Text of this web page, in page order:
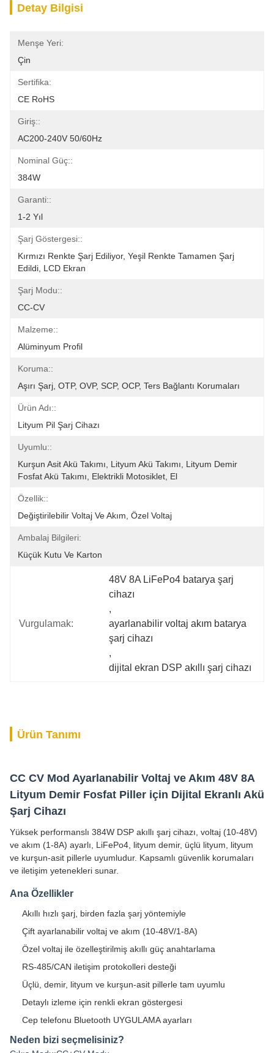
Detay Bilgisi
Menşe Yeri:
Çin
Sertifika:
CE RoHS
Giriş::
AC200-240V 50/60Hz
Nominal Güç::
384W
Garanti::
1-2 Yıl
Şarj Göstergesi::
Kırmızı Renkte Şarj Ediliyor, Yeşil Renkte Tamamen Şarj
Edildi, LCD Ekran
Şarj Modu::
CC-CV
Malzeme::
Alüminyum Profil
Koruma::
Aşırı Şarj, OTP, OVP, SCP, OCP, Ters Bağlantı Korumaları
Ürün Adı::
Lityum Pil Şarj Cihazı
Uyumlu::
Kurşun Asit Akü Takımı, Lityum Akü Takımı, Lityum Demir
Fosfat Akü Takımı, Elektrikli Motosiklet, El
Özellik::
Değiştirilebilir Voltaj Ve Akım, Özel Voltaj
Ambalaj Bilgileri:
Küçük Kutu Ve Karton
Vurgulamak:
48V 8A LiFePo4 batarya şarj
cihazı
,
ayarlanabilir voltaj akım batarya
şarj cihazı
,
dijital ekran DSP akıllı şarj cihazı
Ürün Tanımı
CC CV Mod Ayarlanabilir Voltaj ve Akım 48V 8A
Lityum Demir Fosfat Piller için Dijital Ekranlı Akü
Şarj Cihazı
Yüksek performanslı 384W DSP akıllı şarj cihazı, voltaj (10-48V)
ve akım (1-8A) ayarlı, LiFePo4, lityum demir, üçlü lityum, lityum
ve kurşun-asit pillerle uyumludur. Kapsamlı güvenlik korumaları
ve iletişim yetenekleri sunar.
Ana Özellikler
Akıllı hızlı şarj, birden fazla şarj yöntemiyle
Çift ayarlanabilir voltaj ve akım (10-48V/1-8A)
Özel voltaj ile özelleştirilmiş akıllı güç anahtarlama
RS-485/CAN iletişim protokolleri desteği
Üçlü, demir, lityum ve kurşun-asit pillerle tam uyumlu
Detaylı izleme için renkli ekran göstergesi
Cep telefonu Bluetooth UYGULAMA ayarları
Neden bizi seçmelisiniz?